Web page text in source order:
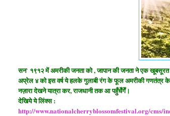
सन` १९१२ में अमरीकी जनता को , जापान की जनता ने एक
अप्रेल ४ को इस वर्ष ये हलके गुलाबी रंग के फूल अमरीकी गणतंत्र
नज़ारा देखने यात्रा कर, राजधानी तक आ पहुँचेँगेँ।
देखिये ये लिंक्स :
http://www.nationalcherryblossomfestival.org/cms/